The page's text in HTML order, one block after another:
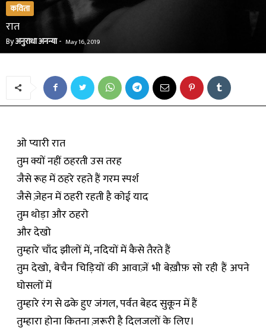
कविता
रात
Byअनुराधा अनन्या- May 16, 2019
ओ प्यारी रात
तुम क्यों नहीं ठहरती उस तरह
जैसे रूह में ठहरे रहते हैं गरम स्पर्श
जैसे ज़ेहन में ठहरी रहती है कोई याद
तुम थोड़ा और ठहरो
और देखो
तुम्हारे चाँद झीलों में, नदियों में कैसे तैरते हैं
तुम देखो, बेचैन चिड़ियों की आवाज़ें भी बेख़ौफ़ सो रही हैं अपने
घोसलों में
तुम्हारे रंग से ढके हुए जंगल, पर्वत बेहद सुकून में हैं
तुम्हारा होना कितना ज़रूरी है दिलजलों के लिए।